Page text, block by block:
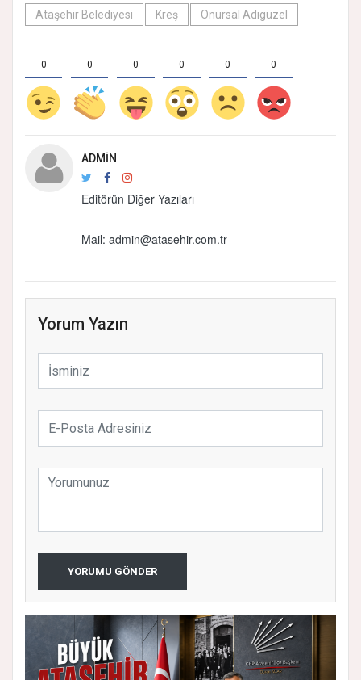
Ataşehir Belediyesi
Kreş Onursal Adıgüzel
0 0 0 0 0 0
ADMIN
Editörün Diğer Yazıları
Mail: admin@atasehir.com.tr
Yorum Yazın
YORUMU GÖNDER